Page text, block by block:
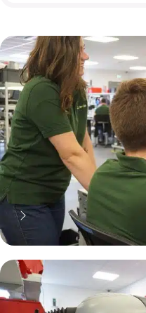
70% moins cher qu'une
neuve... mais pas que !
Pourquoi réparer ?